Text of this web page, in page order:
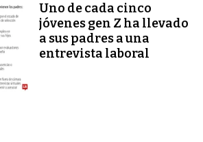
Uno de cada cinco
jóvenes gen Z ha llevado
a sus padres a una
entrevista laboral